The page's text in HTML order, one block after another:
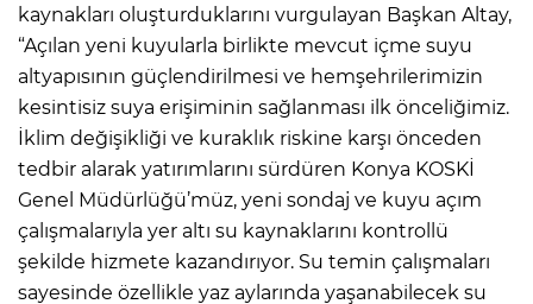
kaynakları oluşturduklarını vurgulayan Başkan Altay,
“Açılan yeni kuyularla birlikte mevcut içme suyu
altyapısının güçlendirilmesi ve hemşehrilerimizin
kesintisiz suya erişiminin sağlanması ilk önceliğimiz.
İklim değişikliği ve kuraklık riskine karşı önceden
tedbir alarak yatırımlarını sürdüren Konya KOSKİ
Genel Müdürlüğü’müz, yeni sondaj ve kuyu açım
çalışmalarıyla yer altı su kaynaklarını kontrollü
şekilde hizmete kazandırıyor. Su temin çalışmaları
sayesinde özellikle yaz aylarında yaşanabilecek su